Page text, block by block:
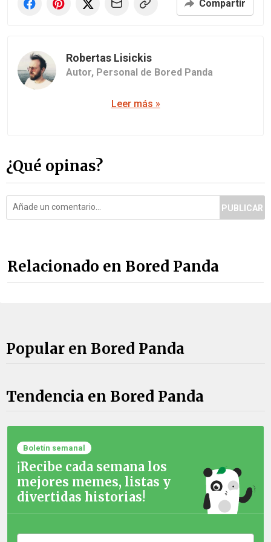
Compartir
Robertas Lisickis
Autor, Personal de Bored Panda
Leer más »
¿Qué opinas?
PUBLICAR
Relacionado en Bored Panda
Popular en Bored Panda
Tendencia en Bored Panda
Boletín semanal
¡Recibe cada semana los
mejores memes, listas y
divertidas historias!